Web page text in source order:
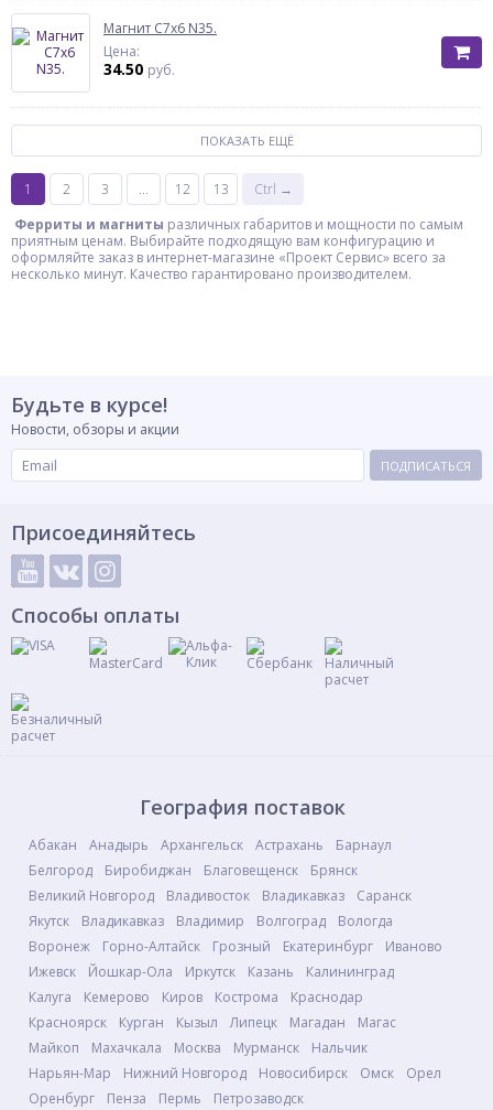
Магнит С7х6 N35.
Цена:
34.50 руб.
ПОКАЗАТЬ ЕЩЁ
1 2 3 ... 12 13
Ctrl →
Ферриты и магниты различных габаритов и мощности по самым
приятным ценам. Выбирайте подходящую вам конфигурацию и
оформляйте заказ в интернет-магазине «Проект Сервис» всего за
несколько минут. Качество гарантировано производителем.
Будьте в курсе!
Новости, обзоры и акции
ПОДПИСАТЬСЯ
Присоединяйтесь
Способы оплаты
География поставок
Абакан Анадырь Архангельск Астрахань
Барнаул
Белгород
Биробиджан Благовещенск
Брянск
Великий Новгород
Владивосток Владикавказ
Саранск
Якутск
Владикавказ Владимир Волгоград
Вологда
Воронеж
Горно-Алтайск Грозный Екатеринбург
Иваново
Ижевск
Йошкар-Ола Иркутск Казань
Калининград
Калуга
Кемерово Киров Кострома
Краснодар
Красноярск
Курган Кызыл Липецк Магадан
Магас
Майкоп
Махачкала Москва Мурманск
Нальчик
Нарьян-Мар
Нижний Новгород Новосибирск Омск
Орел
Оренбург
Пенза Пермь Петрозаводск